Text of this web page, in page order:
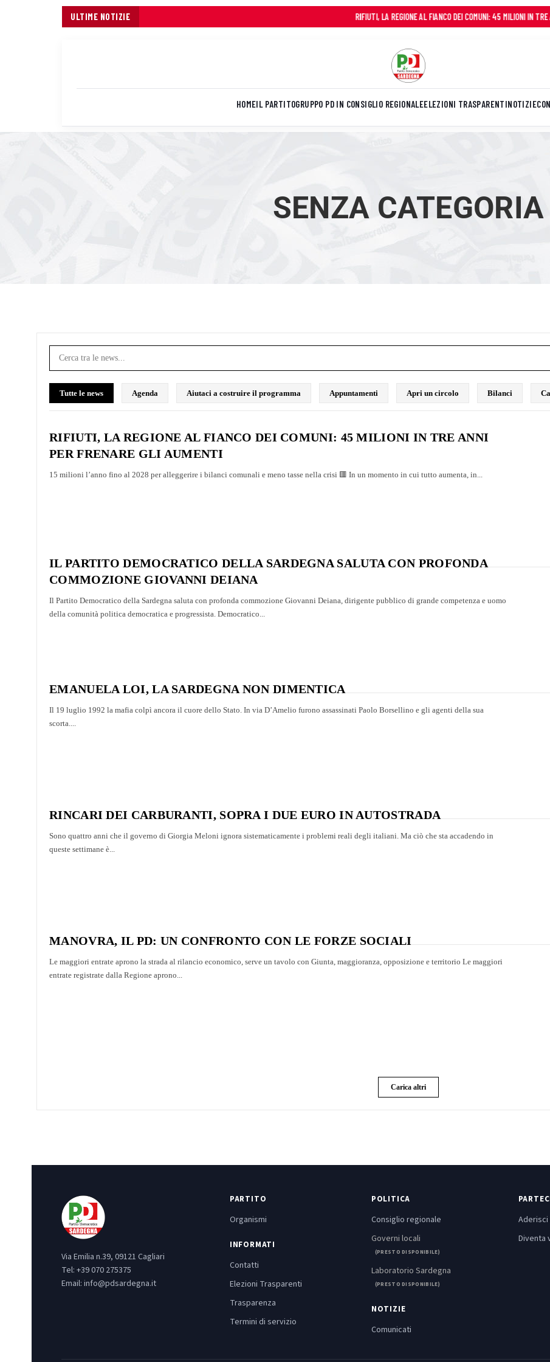
ULTIME NOTIZIE RIFIUTI, LA REGIONE AL FIANCO DEI COMUNI: 45 MILIONI IN TRE ANNI PER
HOMEIL PARTITOGRUPPO PD IN CONSIGLIO REGIONALEELEZIONI TRASPARENTINOTIZIE
SENZA CATEGORIA
Tutte le news Agenda Aiutaci a costruire il programma Appuntamenti Apri un circolo Bilanci
RIFIUTI, LA REGIONE AL FIANCO DEI COMUNI: 45 MILIONI IN TRE ANNI
PER FRENARE GLI AUMENTI
15 milioni l’anno fino al 2028 per alleggerire i bilanci comunali e meno tasse nella crisi 🟥 In un momento in cui tutto aumenta, in...
IL PARTITO DEMOCRATICO DELLA SARDEGNA SALUTA CON PROFONDA
COMMOZIONE GIOVANNI DEIANA
Il Partito Democratico della Sardegna saluta con profonda commozione Giovanni Deiana, dirigente pubblico di grande competenza e uomo
della comunità politica democratica e progressista. Democratico...
EMANUELA LOI, LA SARDEGNA NON DIMENTICA
Il 19 luglio 1992 la mafia colpì ancora il cuore dello Stato. In via D’Amelio furono assassinati Paolo Borsellino e gli agenti della sua
scorta....
RINCARI DEI CARBURANTI, SOPRA I DUE EURO IN AUTOSTRADA
Sono quattro anni che il governo di Giorgia Meloni ignora sistematicamente i problemi reali degli italiani. Ma ciò che sta accadendo in
queste settimane è...
MANOVRA, IL PD: UN CONFRONTO CON LE FORZE SOCIALI
Le maggiori entrate aprono la strada al rilancio economico, serve un tavolo con Giunta, maggioranza, opposizione e territorio Le maggiori
entrate registrate dalla Regione aprono...
Carica altri
Via Emilia n.39, 09121 Cagliari
Tel: +39 070 275375
Email: info@pdsardegna.it
PARTITO
Organismi
INFORMATI
Contatti
Elezioni Trasparenti
Trasparenza
Termini di servizio
POLITICA
Consiglio regionale
Governi locali
(PRESTO DISPONIBILE)
Laboratorio Sardegna
(PRESTO DISPONIBILE)
NOTIZIE
Comunicati
Aderisci
Diventa